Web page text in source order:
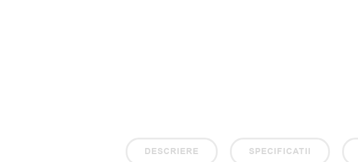
DESCRIERE SPECIFICATII